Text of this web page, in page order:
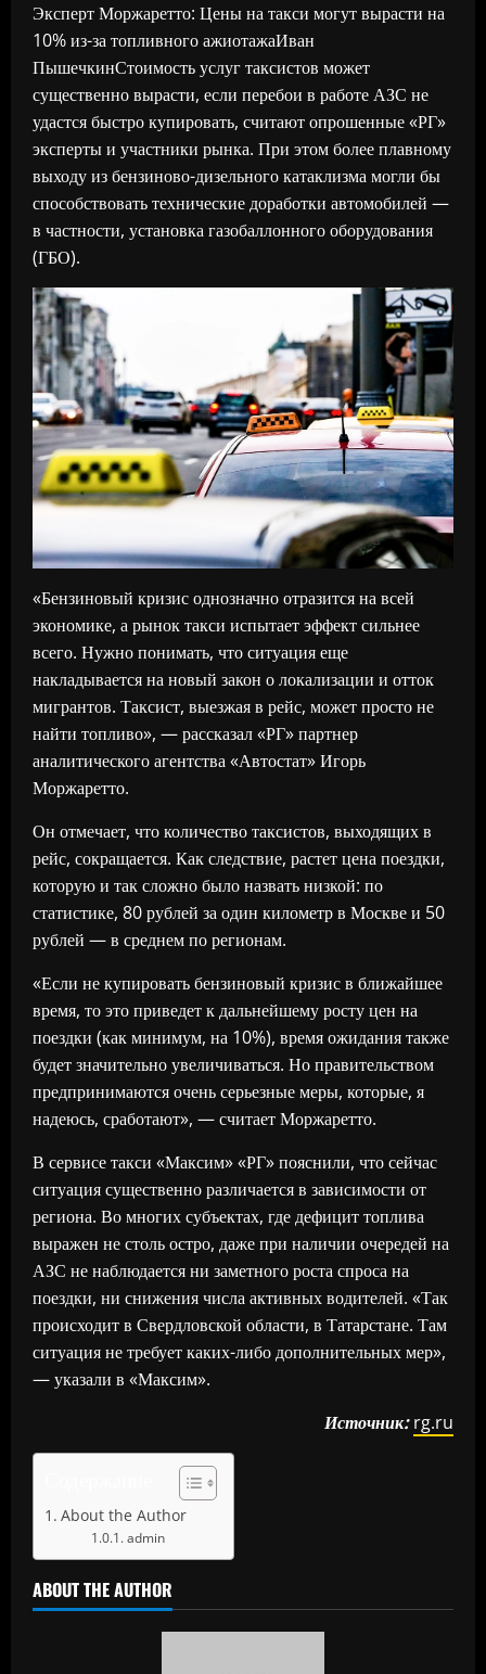
Эксперт Моржаретто: Цены на такси могут вырасти на
10% из-за топливного ажиотажаИван
ПышечкинСтоимость услуг таксистов может
существенно вырасти, если перебои в работе АЗС не
удастся быстро купировать, считают опрошенные «РГ»
эксперты и участники рынка. При этом более плавному
выходу из бензиново-дизельного катаклизма могли бы
способствовать технические доработки автомобилей —
в частности, установка газобаллонного оборудования
(ГБО).
«Бензиновый кризис однозначно отразится на всей
экономике, а рынок такси испытает эффект сильнее
всего. Нужно понимать, что ситуация еще
накладывается на новый закон о локализации и отток
мигрантов. Таксист, выезжая в рейс, может просто не
найти топливо», — рассказал «РГ» партнер
аналитического агентства «Автостат» Игорь
Моржаретто.
Он отмечает, что количество таксистов, выходящих в
рейс, сокращается. Как следствие, растет цена поездки,
которую и так сложно было назвать низкой: по
статистике, 80 рублей за один километр в Москве и 50
рублей — в среднем по регионам.
«Если не купировать бензиновый кризис в ближайшее
время, то это приведет к дальнейшему росту цен на
поездки (как минимум, на 10%), время ожидания также
будет значительно увеличиваться. Но правительством
предпринимаются очень серьезные меры, которые, я
надеюсь, сработают», — считает Моржаретто.
В сервисе такси «Максим» «РГ» пояснили, что сейчас
ситуация существенно различается в зависимости от
региона. Во многих субъектах, где дефицит топлива
выражен не столь остро, даже при наличии очередей на
АЗС не наблюдается ни заметного роста спроса на
поездки, ни снижения числа активных водителей. «Так
происходит в Свердловской области, в Татарстане. Там
ситуация не требует каких-либо дополнительных мер»,
— указали в «Максим».
Источник: rg.ru
About the Author
admin
ABOUT THE AUTHOR